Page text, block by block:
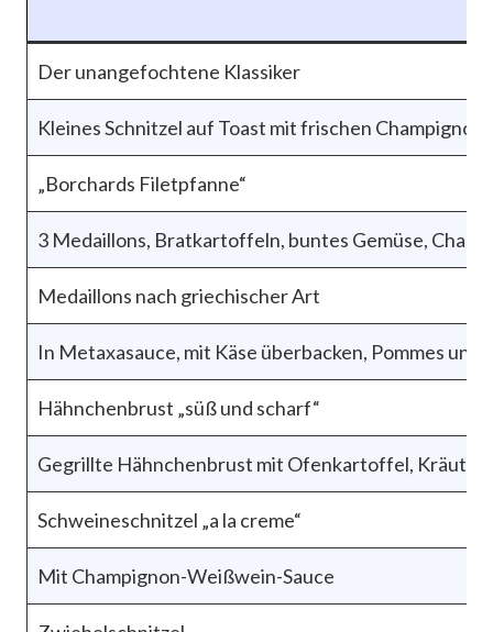
Der unangefochtene Klassiker
Kleines Schnitzel auf Toast mit frischen
„Borchards Filetpfanne“
3 Medaillons, Bratkartoffeln, buntes Gemüse,
Medaillons nach griechischer Art
In Metaxasauce, mit Käse überbacken, Pommes und
Hähnchenbrust „süß und scharf“
Gegrillte Hähnchenbrust mit Ofenkartoffel,
Schweineschnitzel „a la creme“
Mit Champignon-Weißwein-Sauce